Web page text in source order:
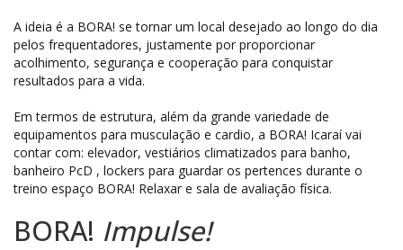
A ideia é a BORA! se tornar um local desejado ao longo do dia
pelos frequentadores, justamente por proporcionar
acolhimento, segurança e cooperação para conquistar
resultados para a vida.
Em termos de estrutura, além da grande variedade de
equipamentos para musculação e cardio, a BORA! Icaraí vai
contar com: elevador, vestiários climatizados para banho,
banheiro PcD , lockers para guardar os pertences durante o
treino espaço BORA! Relaxar e sala de avaliação física.
BORA! Impulse!